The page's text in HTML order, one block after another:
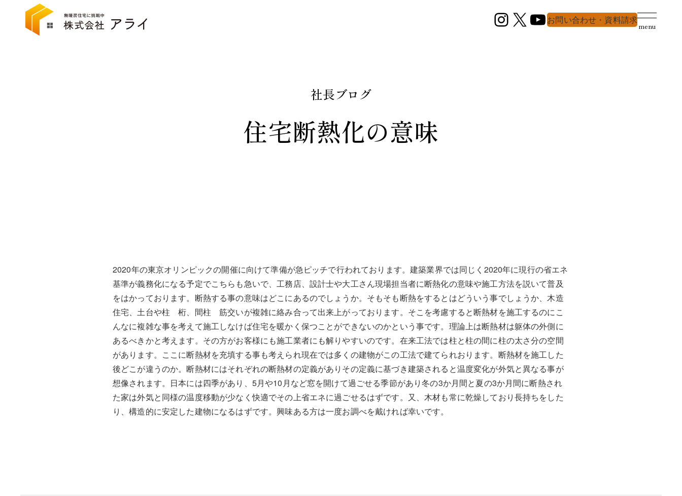
Instagram
X YouTube
お問い合わせ・資料請求
menu
社長ブログ
住宅断熱化の意味
2020年の東京オリンピックの開催に向けて準備が急ピッチで行われております。建築業界では同じく2020年に現行の省エネ
基準が義務化になる予定でこちらも急いで、工務店、設計士や大工さん現場担当者に断熱化の意味や施工方法を説いて普及
をはかっております。断熱する事の意味はどこにあるのでしょうか。そもそも断熱をするとはどういう事でしょうか、木造
住宅、土台や柱 桁、間柱 筋交いが複雑に絡み合って出来上がっております。そこを考慮すると断熱材を施工するのにこ
んなに複雑な事を考えて施工しなけば住宅を暖かく保つことができないのかという事です。理論上は断熱材は躯体の外側に
あるべきかと考えます。その方がお客様にも施工業者にも解りやすいのです。在来工法では柱と柱の間に柱の太さ分の空間
があります。ここに断熱材を充填する事も考えられ現在では多くの建物がこの工法で建てられおります。断熱材を施工した
後どこが違うのか。断熱材にはそれぞれの断熱材の定義がありその定義に基づき建築されると温度変化が外気と異なる事が
想像されます。日本には四季があり、5月や10月など窓を開けて過ごせる季節があり冬の3か月間と夏の3か月間に断熱され
た家は外気と同様の温度移動が少なく快適でその上省エネに過ごせるはずです。又、木材も常に乾燥しており長持ちをした
り、構造的に安定した建物になるはずです。興味ある方は一度お調べを戴ければ幸いです。